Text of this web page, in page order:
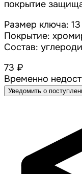
покрытие
Размер ключа:
Покрытие:
Состав:
73 ₽
Временно
Уведомить о